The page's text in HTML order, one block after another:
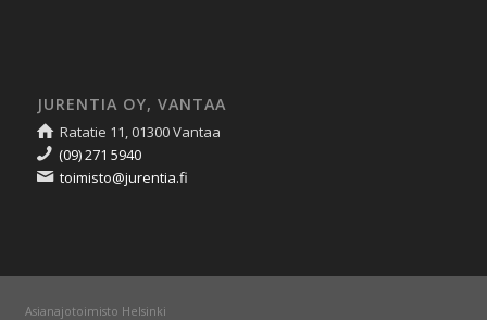
JURENTIA OY, VANTAA
Ratatie 11, 01300 Vantaa
(09) 271 5940
toimisto@jurentia.fi
Asianajotoimisto Helsinki